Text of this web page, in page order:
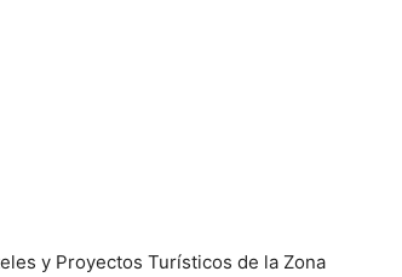
y Proyectos Turísticos de la Zona